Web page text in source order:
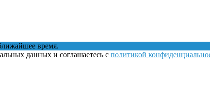
время.
данных и соглашаетесь с политикой